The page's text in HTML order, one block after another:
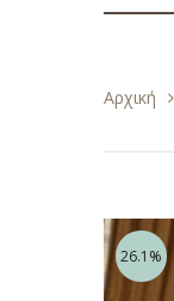
Αρχική
26.1%